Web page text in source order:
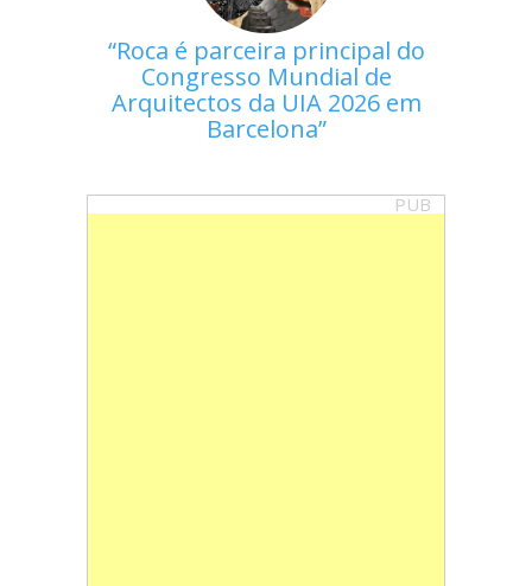
Roca é parceira principal do
Congresso Mundial de
Arquitectos da UIA 2026 em
Barcelona
PUB